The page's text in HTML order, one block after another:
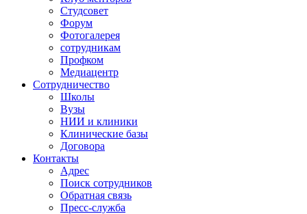
Студсовет
Форум
Фотогалерея
сотрудникам
Профком
Медиацентр
Сотрудничество
Школы
Вузы
НИИ и клиники
Клинические базы
Договора
Контакты
Адрес
Поиск сотрудников
Обратная связь
Пресс-служба